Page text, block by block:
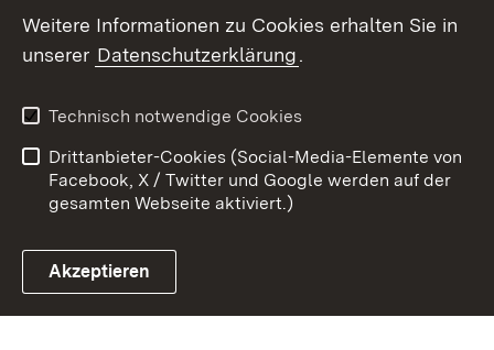
Link zum Landesportal
Kontakt
Datenschutz
Barrierefreiheit
Impressum Cookies
Weitere Informationen zu Cookies erhalten Sie in
unserer Datenschutzerklärung.
Technisch notwendige Cookies
Drittanbieter-Cookies (Social-Media-Elemente von
Facebook, X / Twitter und Google werden auf der
gesamten Webseite aktiviert.)
Akzeptieren